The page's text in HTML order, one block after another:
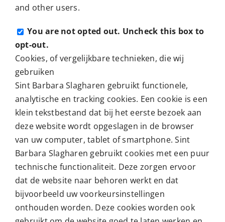
and other users.
You are not opted out. Uncheck this box to
opt-out.
Cookies, of vergelijkbare technieken, die wij
gebruiken
Sint Barbara Slagharen gebruikt functionele,
analytische en tracking cookies. Een cookie is een
klein tekstbestand dat bij het eerste bezoek aan
deze website wordt opgeslagen in de browser
van uw computer, tablet of smartphone. Sint
Barbara Slagharen gebruikt cookies met een puur
technische functionaliteit. Deze zorgen ervoor
dat de website naar behoren werkt en dat
bijvoorbeeld uw voorkeursinstellingen
onthouden worden. Deze cookies worden ook